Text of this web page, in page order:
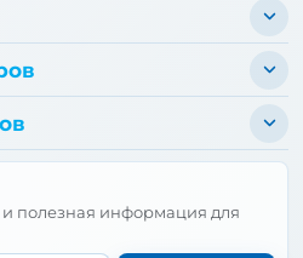
полезная информация для